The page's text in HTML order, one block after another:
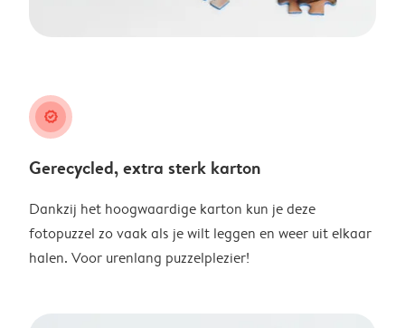
guarantee
Gerecycled, extra sterk karton
Dankzij het hoogwaardige karton kun je deze
fotopuzzel zo vaak als je wilt leggen en weer uit elkaar
halen. Voor urenlang puzzelplezier!